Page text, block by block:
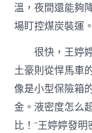
溫，夜間還能夠
場盯控煤炭裝運。
很快，王婷
土豪則從悍馬車
像是小型保險箱
金。液密度怎么
比！”王婷婷發